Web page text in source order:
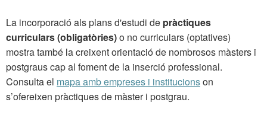
La incorporació als plans d'estudi de pràctiques
curriculars (obligatòries)o no curriculars (optatives)
mostra també la creixent orientació de nombrosos màsters i
postgraus cap al foment de la inserció professional.
Consulta el mapa amb empreses i institucionson
s’ofereixen pràctiques de màster i postgrau.